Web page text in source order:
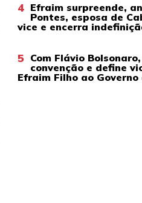
4 Efraim surpreende,
Pontes, esposa de
vice e encerra
5 Com Flávio
convenção e define
Efraim Filho ao